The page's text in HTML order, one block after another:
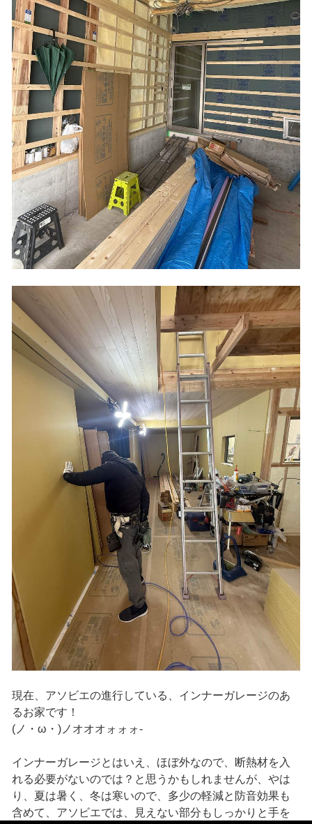
現在、アソビエの進行している、インナーガレージのあ
るお家です！
(ノ・ω・)ノオオオォォォ-
インナーガレージとはいえ、ほぼ外なので、断熱材を入
れる必要がないのでは？と思うかもしれませんが、やは
り、夏は暑く、冬は寒いので、多少の軽減と防音効果も
含めて、アソビエでは、見えない部分もしっかりと手を